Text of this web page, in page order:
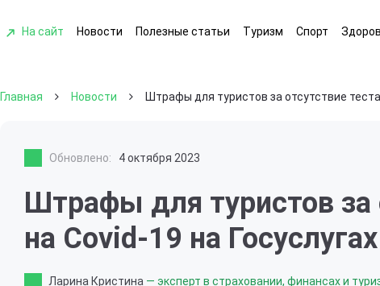
На сайт Новости Полезные статьи Туризм Спорт
Главная Новости Штрафы для туристов за отсутствие
Обновлено: 4 октября 2023
Штрафы для туристов за
на Covid-19 на Госуслугах
Ларина Кристина — эксперт в страховании, финансах и